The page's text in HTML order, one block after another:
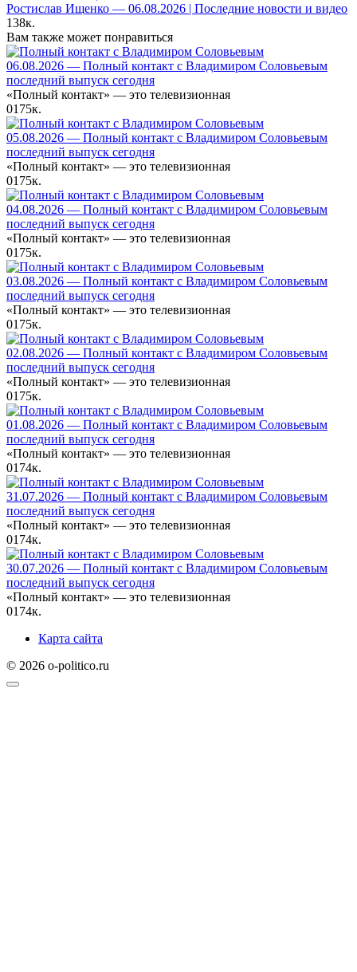
Ростислав Ищенко — 06.08.2026 | Последние новости и видео
138к.
Вам также может понравиться
06.08.2026 — Полный контакт с Владимиром Соловьевым
последний выпуск сегодня
«Полный контакт» — это телевизионная
0175к.
05.08.2026 — Полный контакт с Владимиром Соловьевым
последний выпуск сегодня
«Полный контакт» — это телевизионная
0175к.
04.08.2026 — Полный контакт с Владимиром Соловьевым
последний выпуск сегодня
«Полный контакт» — это телевизионная
0175к.
03.08.2026 — Полный контакт с Владимиром Соловьевым
последний выпуск сегодня
«Полный контакт» — это телевизионная
0175к.
02.08.2026 — Полный контакт с Владимиром Соловьевым
последний выпуск сегодня
«Полный контакт» — это телевизионная
0175к.
01.08.2026 — Полный контакт с Владимиром Соловьевым
последний выпуск сегодня
«Полный контакт» — это телевизионная
0174к.
31.07.2026 — Полный контакт с Владимиром Соловьевым
последний выпуск сегодня
«Полный контакт» — это телевизионная
0174к.
30.07.2026 — Полный контакт с Владимиром Соловьевым
последний выпуск сегодня
«Полный контакт» — это телевизионная
0174к.
Карта сайта
© 2026 o-politico.ru